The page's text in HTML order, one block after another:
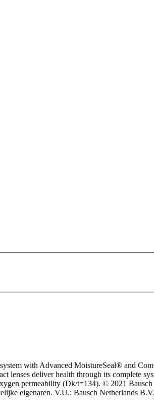
with Advanced MoistureSeal® and
deliver health through its complete
permeability (Dk/t=134). © 2021
eigenaren. V.U.: Bausch Netherlands